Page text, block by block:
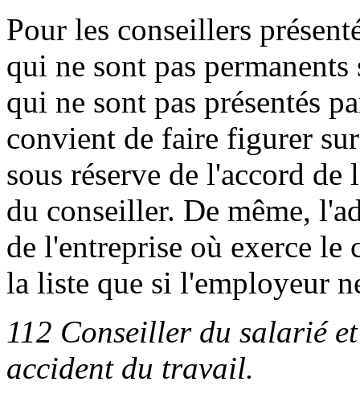
Pour les conseillers
qui ne sont pas
qui ne sont pas présentés
convient de faire figurer
sous réserve de l'accord
du conseiller. De même,
de l'entreprise où exerce
la liste que si l'employeur
112 Conseiller du salarié
accident du travail.